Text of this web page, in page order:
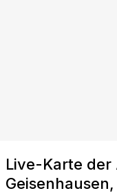
Live-Karte der